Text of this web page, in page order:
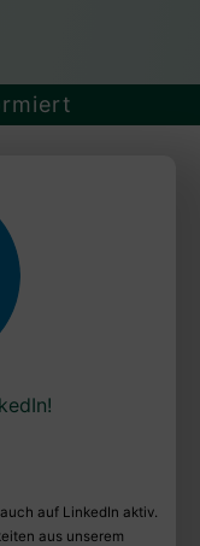
auf LinkedIn aktiv.
aus unserem